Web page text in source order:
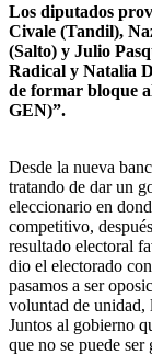
Los diputados
Civale (Tandil),
(Salto) y Julio
Radical y Natalia
de formar bloque
GEN)”.
Desde la nueva
tratando de dar un
eleccionario en
competitivo,
resultado electoral
dio el electorado
pasamos a ser
voluntad de unidad,
Juntos al gobierno
que no se puede